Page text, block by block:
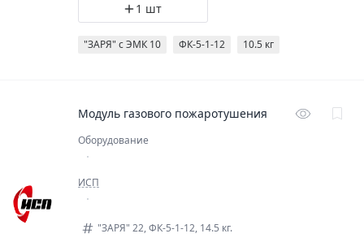
1 шт
"ЗАРЯ" с ЭМК 10 ФК-5-1-12 10.5 кг
Модуль газового пожаротушения
Оборудование
ИСП
"ЗАРЯ" 22, ФК-5-1-12, 14.5 кг.